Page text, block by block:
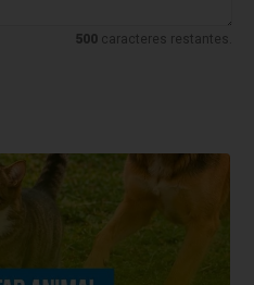
500caracteres restantes.